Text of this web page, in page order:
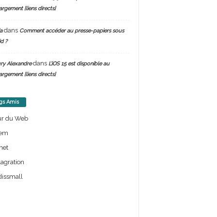
[liens directs]
dans Comment accéder au presse-papiers sous
?
Alexandredans L’iOS 15 est disponible au
[liens directs]
Amis
du Web